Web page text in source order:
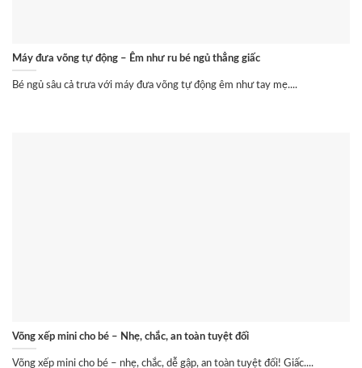
Máy đưa võng tự động – Êm như ru bé ngủ thẳng giấc
Bé ngủ sâu cả trưa với máy đưa võng tự động êm như tay mẹ....
Võng xếp mini cho bé – Nhẹ, chắc, an toàn tuyệt đối
Võng xếp mini cho bé – nhẹ, chắc, dễ gập, an toàn tuyệt đối! Giấc....